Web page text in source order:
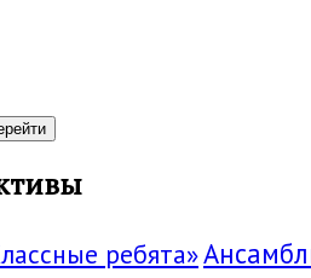
ребята»